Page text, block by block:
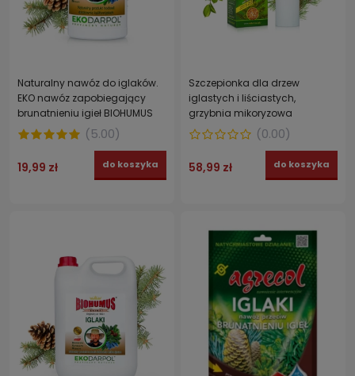
Naturalny nawóz do iglaków.
EKO nawóz zapobiegający
brunatnieniu igieł BIOHUMUS
EXTRA EKODARPOL 1 l
(5.00)
19,99 zł do koszyka
Szczepionka dla drzew
iglastych i liściastych,
grzybnia mikoryzowa
FYTOHELP zwiększa odporność
roślin VAXI-ROOT ZIELONY DOM
(0.00)
58,99 zł do koszyka